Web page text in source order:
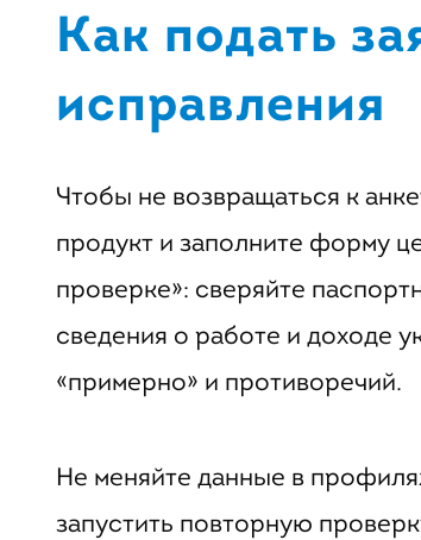
Как подать
исправления
Чтобы не возвращаться к
продукт и заполните форму
проверке»: сверяйте
сведения о работе и доходе
«примерно» и противоречий.
Не меняйте данные в
запустить повторную